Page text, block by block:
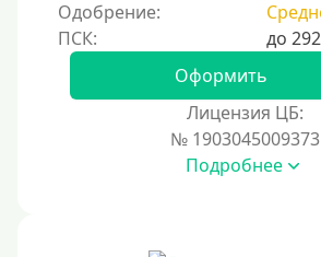
На банковский счет
Наличными
По телефону
Одобрение:
Оформить
Лицензия ЦБ:
№ 1903045009373
Подробнее